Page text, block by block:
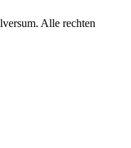
Alle rechten